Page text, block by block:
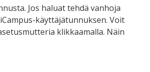
Jos haluat tehdä vanhoja
käyttäjätunnuksen. Voit
klikkaamalla. Näin